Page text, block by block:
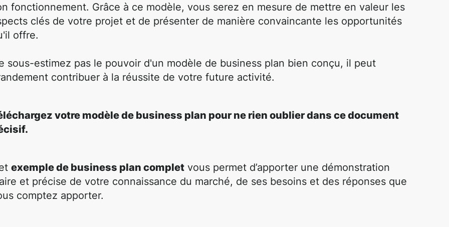
fonctionnement. Grâce à ce modèle, vous serez en mesure de mettre en valeur les
clés de votre projet et de présenter de manière convaincante les opportunités
offre.
sous-estimez pas le pouvoir d'un modèle de business plan bien conçu, il peut
contribuer à la réussite de votre future activité.
votre modèle de business plan pour ne rien oublier dans ce document
exemplede business plan complet vous permet d’apporter une démonstration
et précise de votre connaissance du marché, de ses besoins et des réponses que
comptez apporter.